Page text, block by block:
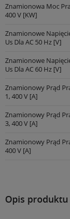
Znamionowa Moc
400 V [kW]
Znamionowe
Us Dla AC 50 Hz [V]
Znamionowe
Us Dla AC 60 Hz [V]
Znamionowy Prąd
1, 400 V [A]
Znamionowy Prąd
3, 400 V [A]
Znamionowy Prąd
400 V [A]
Opis produktu